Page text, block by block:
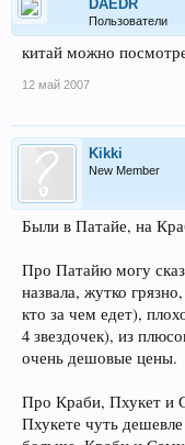
DAEDR
Пользователи
китай можно
12 май 2007
Kikki
New Member
Были в Патайе, на
Про Патайю могу
назвала, жутко
кто за чем едет),
4 звездочек), из
очень дешовые цены.
Про Краби, Пхукет и
Пхукете чуть